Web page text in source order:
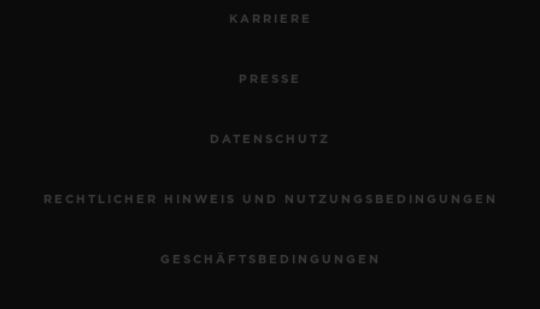
KARRIERE
PRESSE
DATENSCHUTZ
RECHTLICHER HINWEIS UND NUTZUNGSBEDINGUNGEN
GESCHÄFTSBEDINGUNGEN